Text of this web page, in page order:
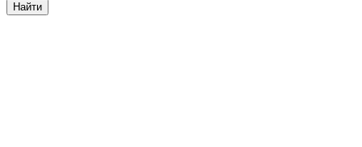
Найти